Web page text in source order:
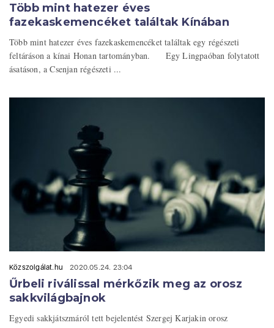
Több mint hatezer éves
fazekaskemencéket találtak Kínában
Több mint hatezer éves fazekaskemencéket találtak egy régészeti
feltáráson a kínai Honan tartományban. Egy Lingpaóban folytatott
ásatáson, a Csenjan régészeti ...
Közszolgálat.hu 2020.05.24. 23:04
Űrbeli riválissal mérkőzik meg az orosz
sakkvilágbajnok
Egyedi sakkjátszmáról tett bejelentést Szergej Karjakin orosz